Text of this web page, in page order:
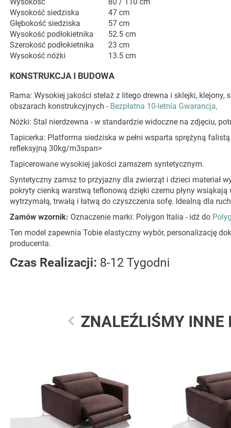
Wysokość siedziska
47 cm
Głębokość siedziska
57 cm
Wysokość podłokietnika
52.5 cm
Szerokość podłokietnika
23 cm
Wysokość nóżki
13.5 cm
KONSTRUKCJA I BUDOWA
Rama: Wysokiej jakości stelaż z litego drewna i sklejki,
obszarach konstrukcyjnych - Bezpłatna 10-letnia Gwarancja,
Nóżki: Stal nierdzewna - w standardzie widoczne na zdjęciu,
Tapicerka: Platforma siedziska w pełni wsparta sprężyną
refleksyjną 30kg/m3span>
Tapicerowane wysokiej jakości zamszem syntetycznym.
Syntetyczny zamsz to przyjazny dla zwierząt i dzieci materiał
pokryty cienką warstwą teflonową dzięki czemu płyny
wytrzymałą, trwałą i łatwą do czyszczenia sofę. Idealną dla
Zamów wzornik: Oznaczenie marki: Polygon Italia - idź do
Ten model zapewnia Tobie elastyczny wybór, personalizację
producenta.
Czas Realizacji: 8-12 Tygodni
ZNALEŹLIŚMY INNE